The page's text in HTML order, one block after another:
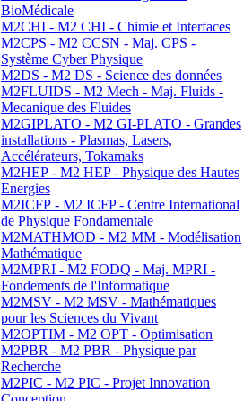
BioMédicale
M2CHI - M2 CHI - Chimie et Interfaces
M2CPS - M2 CCSN - Maj. CPS -
Système Cyber Physique
M2DS - M2 DS - Science des données
M2FLUIDS - M2 Mech - Maj. Fluids -
Mecanique des Fluides
M2GIPLATO - M2 GI-PLATO - Grandes
installations - Plasmas, Lasers,
Accélérateurs, Tokamaks
M2HEP - M2 HEP - Physique des Hautes
Energies
M2ICFP - M2 ICFP - Centre International
de Physique Fondamentale
M2MATHMOD - M2 MM - Modélisation
Mathématique
M2MPRI - M2 FODQ - Maj. MPRI -
Fondements de l'Informatique
M2MSV - M2 MSV - Mathématiques
pour les Sciences du Vivant
M2OPTIM - M2 OPT - Optimisation
M2PBR - M2 PBR - Physique par
Recherche
M2PIC - M2 PIC - Projet Innovation